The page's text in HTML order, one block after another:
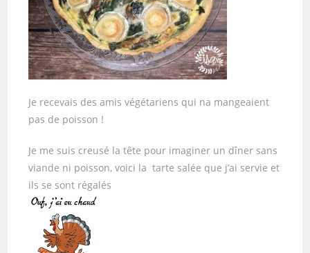
Je recevais des amis végétariens qui na mangeaient
pas de poisson !
Je me suis creusé la tête pour imaginer un dîner sans
viande ni poisson, voici la tarte salée que j’ai servie et
ils se sont régalés